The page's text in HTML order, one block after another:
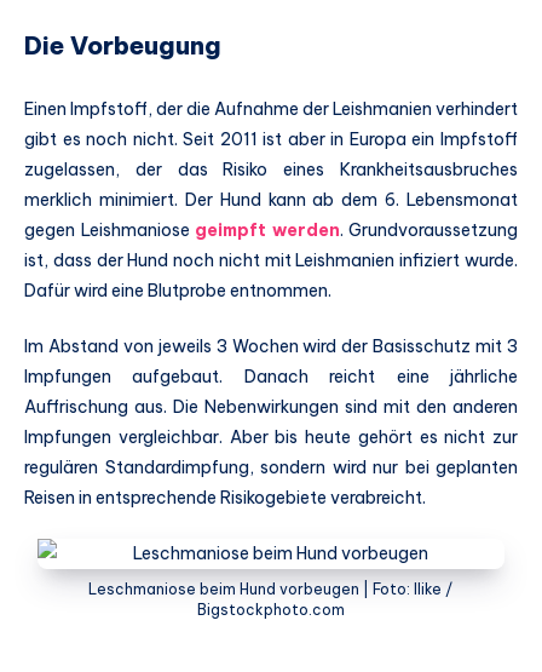
Die Vorbeugung
Einen Impfstoff, der die Aufnahme der Leishmanien verhindert
gibt es noch nicht. Seit 2011 ist aber in Europa ein Impfstoff
zugelassen, der das Risiko eines Krankheitsausbruches
merklich minimiert. Der Hund kann ab dem 6. Lebensmonat
gegen Leishmaniose geimpft werden. Grundvoraussetzung
ist, dass der Hund noch nicht mit Leishmanien infiziert wurde.
Dafür wird eine Blutprobe entnommen.
Im Abstand von jeweils 3 Wochen wird der Basisschutz mit 3
Impfungen aufgebaut. Danach reicht eine jährliche
Auffrischung aus. Die Nebenwirkungen sind mit den anderen
Impfungen vergleichbar. Aber bis heute gehört es nicht zur
regulären Standardimpfung, sondern wird nur bei geplanten
Reisen in entsprechende Risikogebiete verabreicht.
Leschmaniose beim Hund vorbeugen | Foto: Ilike /
Bigstockphoto.com